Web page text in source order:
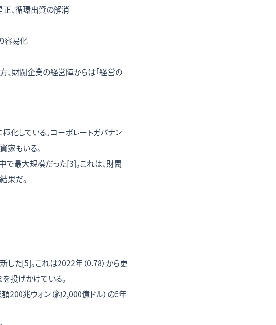
、循環出資の解消
容易化
、財閥企業の経営陣からは「経営の
している。コーポレートガバナン
家もいる。
最大規模だった[3]。これは、財閥
果だ。
た[5]。これは2022年（0.78）から更
投げかけている。
200兆ウォン（約2,000億ドル）の5年